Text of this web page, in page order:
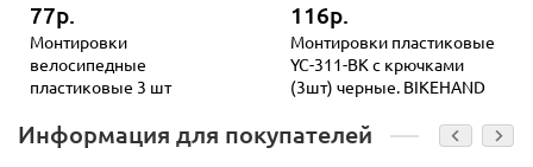
77р.
Монтировки
велосипедные
пластиковые 3 шт
116р.
Монтировки пластиковые
YC-311-BK с крючками
(3шт) черные. BIKEHAND
Информация для покупателей